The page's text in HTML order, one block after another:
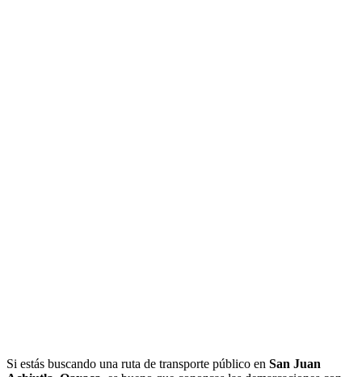
Si estás buscando una ruta de transporte público en San Juan